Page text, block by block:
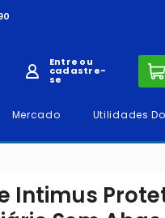
Entre ou
cadastre-
se
Mercado Utilidades
Intimus